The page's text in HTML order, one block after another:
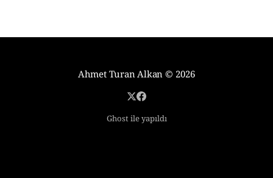
Ahmet Turan Alkan © 2026
Ghost ile yapıldı